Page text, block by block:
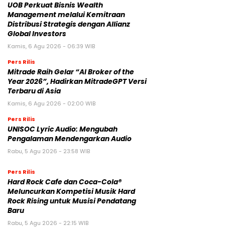
UOB Perkuat Bisnis Wealth
Management melalui Kemitraan
Distribusi Strategis dengan Allianz
Global Investors
Kamis, 6 Agu 2026 - 06:39 WIB
Pers Rilis
Mitrade Raih Gelar “AI Broker of the
Year 2026”, Hadirkan MitradeGPT Versi
Terbaru di Asia
Kamis, 6 Agu 2026 - 02:00 WIB
Pers Rilis
UNISOC Lyric Audio: Mengubah
Pengalaman Mendengarkan Audio
Rabu, 5 Agu 2026 - 23:58 WIB
Pers Rilis
Hard Rock Cafe dan Coca-Cola®
Meluncurkan Kompetisi Musik Hard
Rock Rising untuk Musisi Pendatang
Baru
Rabu, 5 Agu 2026 - 22:15 WIB